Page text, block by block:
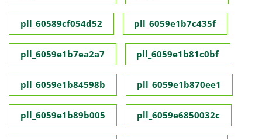
pll_60589cf054d52 pll_6059e1b7c435f
pll_6059e1b7ea2a7 pll_6059e1b81c0bf
pll_6059e1b84598b pll_6059e1b870ee1
pll_6059e1b89b005 pll_6059e6850032c